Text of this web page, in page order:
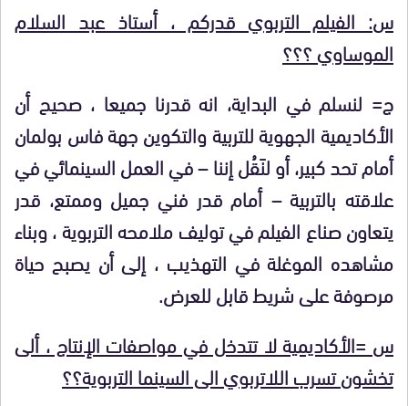
س: الفيلم التربوي قدركم ، أستاذ عبد السلام
الموساوي ؟؟؟
ج= لنسلم في البداية، انه قدرنا جميعا ، صحيح أن
الأكاديمية الجهوية للتربية والتكوين جهة فاس بولمان
أمام تحد كبير، أو لنَقُل إننا – في العمل السينمائي في
علاقته بالتربية – أمام قدر فني جميل وممتع، قدر
يتعاون صناع الفيلم في توليف ملامحه التربوية ، وبناء
مشاهده الموغلة في التهذيب ، إلى أن يصبح حياة
مرصوفة على شريط قابل للعرض.
س =الأكاديمية لا تتدخل في مواصفات الإنتاج ، ألى
تخشون تسرب اللاتربوي الى السينما التربوية؟؟